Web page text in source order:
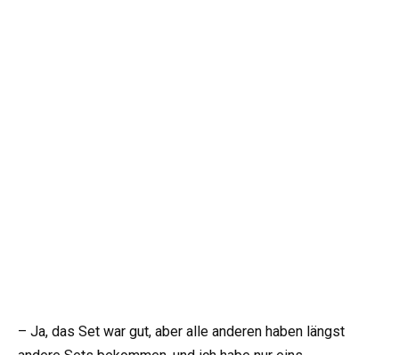
– Ja, das Set war gut, aber alle anderen haben längst